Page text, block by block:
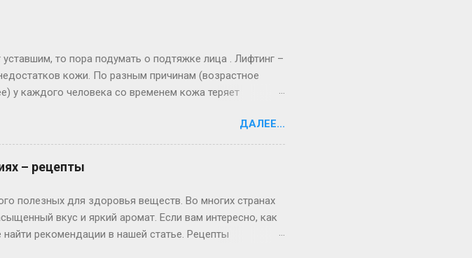
то пора подумать о подтяжке лица . Лифтинг –
кожи. По разным причинам (возрастное
у каждого человека со временем кожа теряет
возникает мысль: как улучшить внешний вид кожи
направление - проанализировать разные методики
в соответствии с запросами и возможностями.
достаточно эффективно и добиться отличного
лица надо ...
ДАЛЕЕ...
– рецепты
полезных для здоровья веществ. Во многих странах
вкус и яркий аромат. Если вам интересно, как
рекомендации в нашей статье. Рецепты